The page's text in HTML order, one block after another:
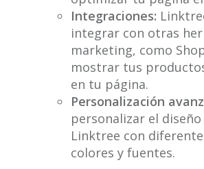
Integraciones:
integrar con otras
marketing, como
mostrar tus
en tu página.
Personalización
personalizar el
Linktree con
colores y fuentes.